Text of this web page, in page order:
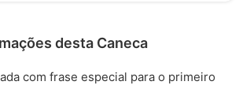
desta Caneca
com frase especial para o primeiro